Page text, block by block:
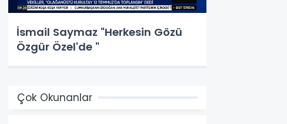
İsmail Saymaz "Herkesin Gözü
Özgür Özel'de "
Çok Okunanlar